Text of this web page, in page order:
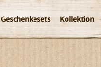
Geschenkesets Kollektion